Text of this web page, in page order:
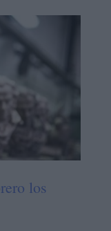
los